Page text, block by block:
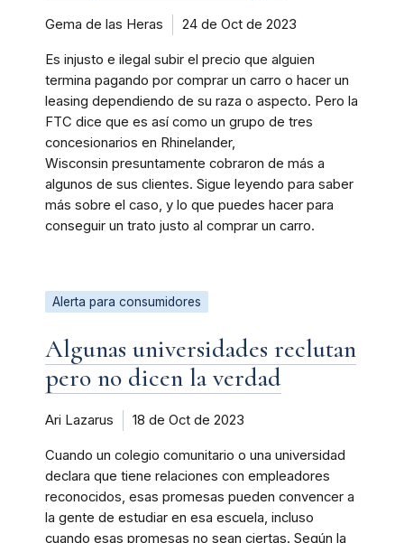
Gema de las Heras 24 de Oct de 2023
Es injusto e ilegal subir el precio que alguien
termina pagando por comprar un carro o hacer un
leasing dependiendo de su raza o aspecto. Pero la
FTC dice que es así como un grupo de tres
concesionarios en Rhinelander,
Wisconsin presuntamente cobraron de más a
algunos de sus clientes. Sigue leyendo para saber
más sobre el caso, y lo que puedes hacer para
conseguir un trato justo al comprar un carro.
Alerta para consumidores
Algunas universidades reclutan
pero no dicen la verdad
Ari Lazarus 18 de Oct de 2023
Cuando un colegio comunitario o una universidad
declara que tiene relaciones con empleadores
reconocidos, esas promesas pueden convencer a
la gente de estudiar en esa escuela, incluso
cuando esas promesas no sean ciertas. Según la